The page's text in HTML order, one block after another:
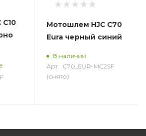
Мотошлем HJC C70
Eura черный синий
В наличии
Арт.: C70_EUR-MC2SF
(снято)